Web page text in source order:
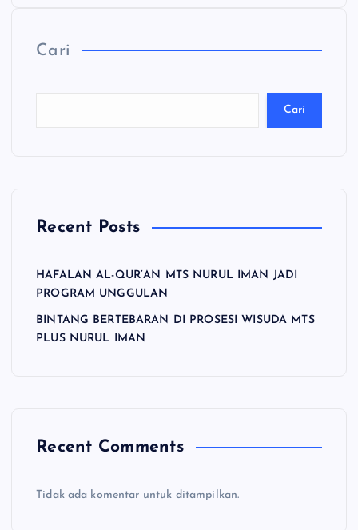
Cari
Cari
Recent Posts
HAFALAN AL-QUR’AN MTS NURUL IMAN JADI
PROGRAM UNGGULAN
BINTANG BERTEBARAN DI PROSESI WISUDA MTS
PLUS NURUL IMAN
Recent Comments
Tidak ada komentar untuk ditampilkan.